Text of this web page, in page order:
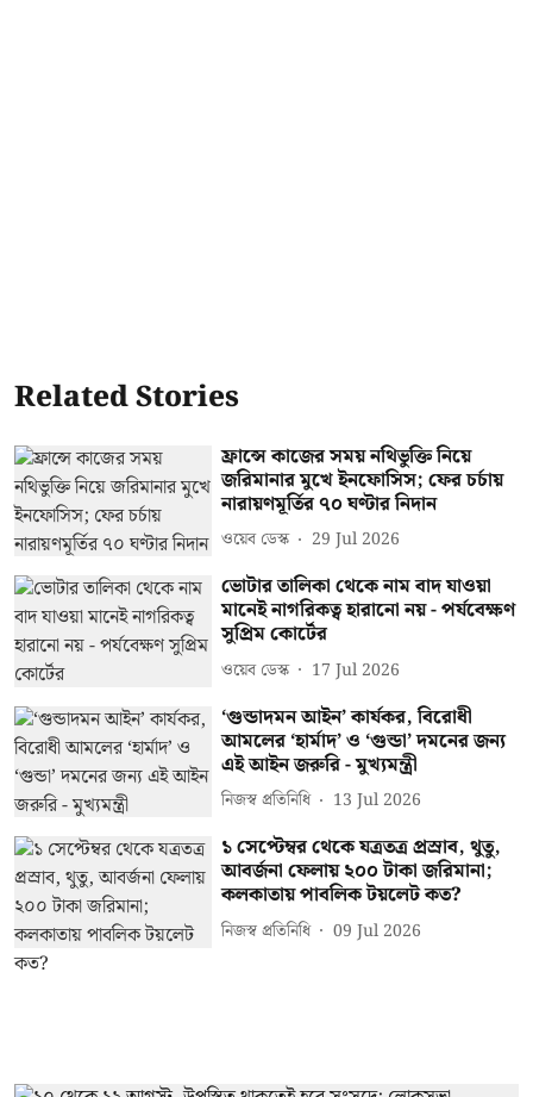
Related Stories
ফ্রান্সে কাজের সময় নথিভুক্তি নিয়ে
জরিমানার মুখে ইনফোসিস; ফের চর্চায়
নারায়ণমূর্তির ৭০ ঘণ্টার নিদান
ওয়েব ডেস্ক 29 Jul 2026
ভোটার তালিকা থেকে নাম বাদ যাওয়া
মানেই নাগরিকত্ব হারানো নয় - পর্যবেক্ষণ
সুপ্রিম কোর্টের
ওয়েব ডেস্ক 17 Jul 2026
‘গুন্ডাদমন আইন’ কার্যকর, বিরোধী
আমলের ‘হার্মাদ’ ও ‘গুন্ডা’ দমনের জন্য
এই আইন জরুরি - মুখ্যমন্ত্রী
নিজস্ব প্রতিনিধি 13 Jul 2026
১ সেপ্টেম্বর থেকে যত্রতত্র প্রস্রাব, থুতু,
আবর্জনা ফেলায় ২০০ টাকা জরিমানা;
কলকাতায় পাবলিক টয়লেট কত?
নিজস্ব প্রতিনিধি 09 Jul 2026